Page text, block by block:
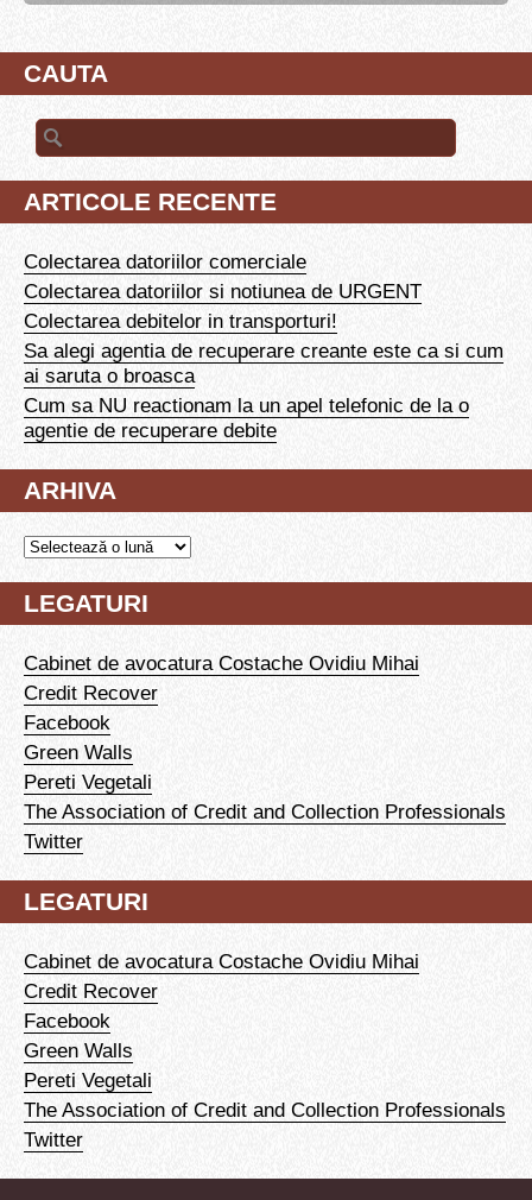
CAUTA
Search for:
ARTICOLE RECENTE
Colectarea datoriilor comerciale
Colectarea datoriilor si notiunea de URGENT
Colectarea debitelor in transporturi!
Sa alegi agentia de recuperare creante este ca si cum
ai saruta o broasca
Cum sa NU reactionam la un apel telefonic de la o
agentie de recuperare debite
ARHIVA
LEGATURI
Cabinet de avocatura Costache Ovidiu Mihai
Credit Recover
Facebook
Green Walls
Pereti Vegetali
The Association of Credit and Collection Professionals
Twitter
LEGATURI
Cabinet de avocatura Costache Ovidiu Mihai
Credit Recover
Facebook
Green Walls
Pereti Vegetali
The Association of Credit and Collection Professionals
Twitter